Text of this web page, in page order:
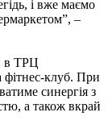
і вже маємо
–
в ТРЦ
фітнес-клуб. При
синергія з
а також вкрай